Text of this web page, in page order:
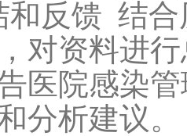
和反馈 结
对资料进
医院感染
分析建议。